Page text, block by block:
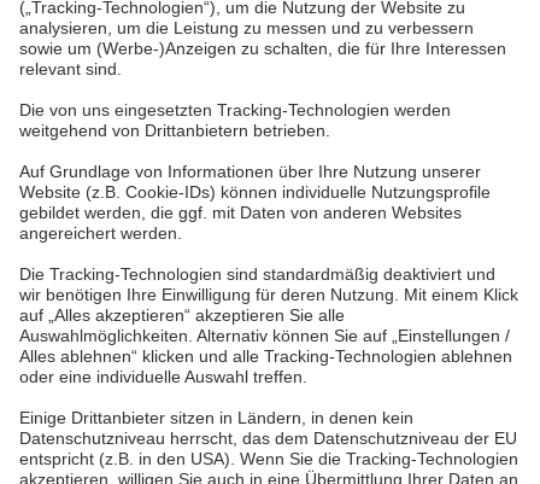
Phone: +49 (0)89 383 801 85
Mobile: +49 (0)172 836 99 22
munich@hicklvesting.com
Unternehmen
Follow us